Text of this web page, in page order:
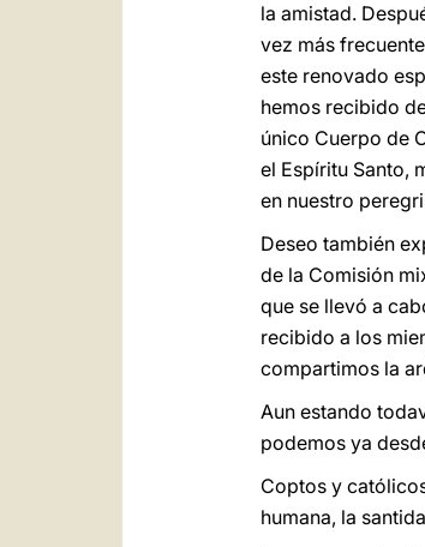
la amistad.
vez más
este renovado
hemos recibido
único Cuerpo de
el Espíritu Santo,
en nuestro
Deseo también
de la Comisión
que se llevó a
recibido a los
compartimos la
Aun estando
podemos ya
Coptos y
humana, la